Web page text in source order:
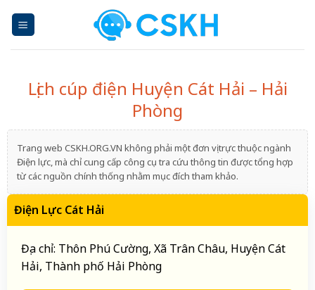
Lịch cúp điện Huyện Cát Hải – Hải
Phòng
Trang web CSKH.ORG.VN không phải một đơn vị trực thuộc ngành
Điện lực, mà chỉ cung cấp công cụ tra cứu thông tin được tổng hợp
từ các nguồn chính thống nhằm mục đích tham khảo.
Điện Lực Cát Hải
Địa chỉ: Thôn Phú Cường, Xã Trân Châu, Huyện Cát
Hải, Thành phố Hải Phòng